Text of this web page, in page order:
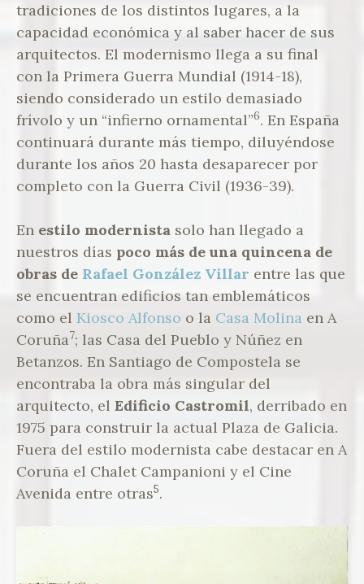
tradiciones de los distintos lugares, a la
capacidad económica y al saber hacer de sus
arquitectos. El modernismo llega a su final
con la Primera Guerra Mundial (1914-18),
siendo considerado un estilo demasiado
frívolo y un “infierno ornamental”6. En España
continuará durante más tiempo, diluyéndose
durante los años 20 hasta desaparecer por
completo con la Guerra Civil (1936-39).
En estilo modernista solo han llegado a
nuestros días poco más de una quincena de
obras de Rafael González Villar entre las que
se encuentran edificios tan emblemáticos
como el Kiosco Alfonso o la Casa Molina en A
Coruña7; las Casa del Pueblo y Núñez en
Betanzos. En Santiago de Compostela se
encontraba la obra más singular del
arquitecto, el Edificio Castromil, derribado en
1975 para construir la actual Plaza de Galicia.
Fuera del estilo modernista cabe destacar en A
Coruña el Chalet Campanioni y el Cine
Avenida entre otras5.